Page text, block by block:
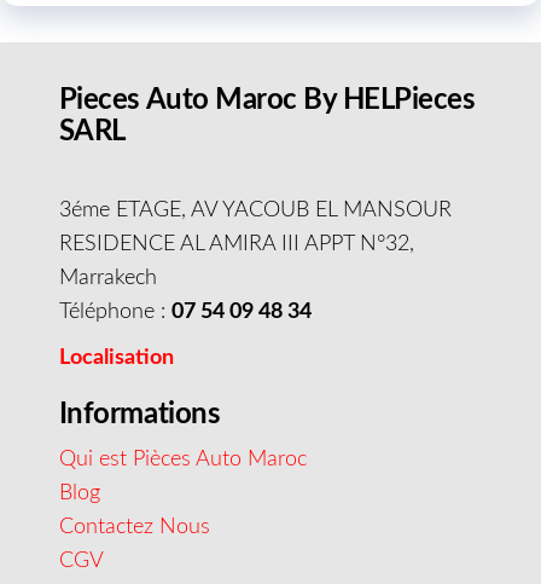
Pieces Auto Maroc By HELPieces
SARL
3éme ETAGE, AV YACOUB EL MANSOUR
RESIDENCE AL AMIRA III APPT N°32,
Marrakech
Téléphone : 07 54 09 48 34
Localisation
Informations
Qui est Pièces Auto Maroc
Blog
Contactez Nous
CGV